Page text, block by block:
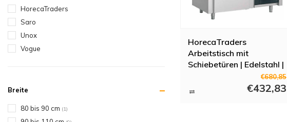
HorecaTraders
Saro
Unox
Vogue
Breite
80 bis 90 cm (1)
HorecaTraders
Arbeitstisch mit
Schiebetüren | Edelstahl |
700er Serie | Elevation€680,85
€432,83